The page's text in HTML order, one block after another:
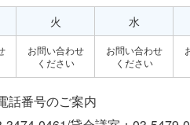
火
お問い合わせ
ください
水
お問い合わせ
ください
話番号のご案内